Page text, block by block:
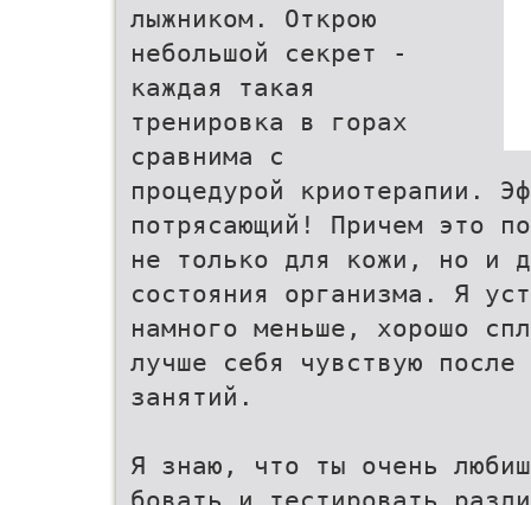
лыжником. Открою
небольшой секрет -
каждая такая
тренировка в горах
сравнима с
процедурой криотерапии.
потрясающий! Причем это
не только для кожи, но и
состояния организма. Я
намного меньше, хорошо
лучше себя чувствую после
занятий.
Я знаю, что ты очень